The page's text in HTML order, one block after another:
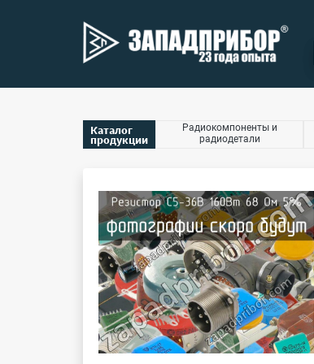
Каталог
продукции
Радиокомпоненты и
радиодетали